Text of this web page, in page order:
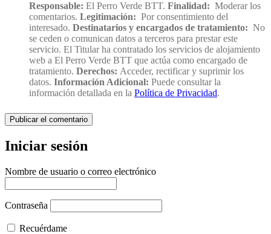
Responsable: El Perro Verde BTT. Finalidad: Moderar los
comentarios. Legitimación: Por consentimiento del
interesado. Destinatarios y encargados de tratamiento: No
se ceden o comunican datos a terceros para prestar este
servicio. El Titular ha contratado los servicios de alojamiento
web a El Perro Verde BTT que actúa como encargado de
tratamiento. Derechos: Acceder, rectificar y suprimir los
datos. Información Adicional: Puede consultar la
información detallada en la Política de Privacidad.
Iniciar sesión
Nombre de usuario o correo electrónico
Contraseña
Recuérdame